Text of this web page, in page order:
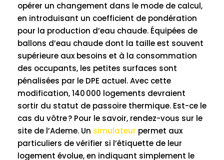
opérer un changement dans le mode de calcul,
en introduisant un coefficient de pondération
pour la production d’eau chaude. Équipées de
ballons d’eau chaude dont la taille est souvent
supérieure aux besoins et à la consommation
des occupants, les petites surfaces sont
pénalisées par le DPE actuel. Avec cette
modification, 140 000 logements devraient
sortir du statut de passoire thermique. Est-ce le
cas du vôtre ? Pour le savoir, rendez-vous sur le
site de l’Ademe. Un simulateur permet aux
particuliers de vérifier si l’étiquette de leur
logement évolue, en indiquant simplement le